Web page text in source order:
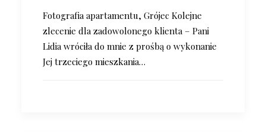
Fotografia apartamentu, Grójec Kolejne
zlecenie dla zadowolonego klienta – Pani
Lidia wróciła do mnie z prośbą o wykonanie
Jej trzeciego mieszkania…